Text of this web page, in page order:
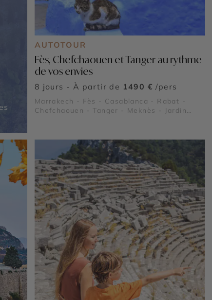
AUTOTOUR
Fès, Chefchaouen et Tanger au rythme
de vos envies
8 jours - À partir de 1490 € /pers
Marrakech - Fès - Casablanca - Rabat -
Chefchaouen - Tanger - Meknès - Jardin